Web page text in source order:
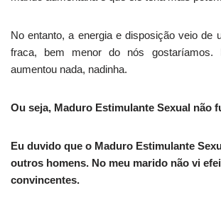
No entanto, a energia e disposição veio de
fraca, bem menor do nós
aumentou nada, nadinha.
Ou seja, Maduro Estimulante Sexual não
Eu duvido que o Maduro Estimulante
outros homens. No meu marido não vi
convincentes.